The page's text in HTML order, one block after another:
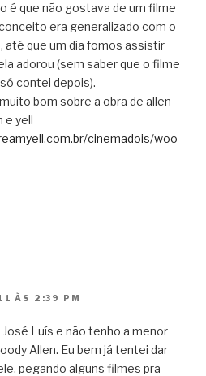
é que não gostava de um filme
era generalizado com o
até que um dia fomos assistir
adorou (sem saber que o filme
contei depois).
bom sobre a obra de allen
e yell
cinemadois/woo
ÀS 2:39 PM
Luís e não tenho a menor
Allen. Eu bem já tentei dar
pegando alguns filmes pra